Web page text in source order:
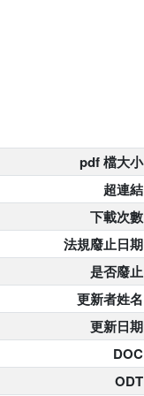
pdf 檔大小
超連結
下載次數
法規廢止日期
是否廢止
更新者姓名
更新日期
DOC
ODT